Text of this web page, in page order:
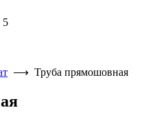
5
⟶ Труба прямошовная